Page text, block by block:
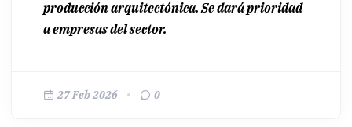
producción arquitectónica. Se dará prioridad
a empresas del sector.
27 Feb 2026 0